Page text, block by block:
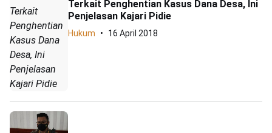
Terkait
Penghentian
Kasus Dana
Desa, Ini
Penjelasan
Kajari Pidie
Terkait Penghentian Kasus Dana Desa, Ini
Penjelasan Kajari Pidie
Hukum 16 April 2018